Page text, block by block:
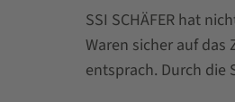
SSI SCHÄFER hat
Waren sicher auf
entsprach. Durch die